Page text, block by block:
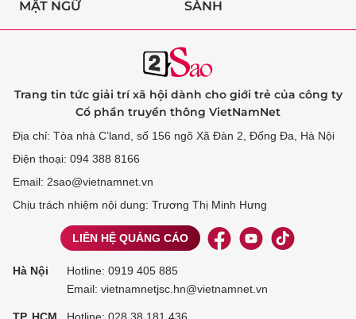
MẬT NGỮ SÀNH
Trang tin tức giải trí xã hội dành cho giới trẻ của công ty
Cổ phần truyền thông VietNamNet
Địa chỉ: Tòa nhà C’land, số 156 ngõ Xã Đàn 2, Đống Đa, Hà Nội
Điện thoại: 094 388 8166
Email: 2sao@vietnamnet.vn
Chịu trách nhiệm nội dung: Trương Thị Minh Hưng
LIÊN HỆ QUẢNG CÁO
Hà Nội Hotline: 0919 405 885
Email: vietnamnetjsc.hn@vietnamnet.vn